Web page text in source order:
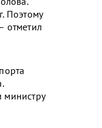
Поэтому
отметил
министру